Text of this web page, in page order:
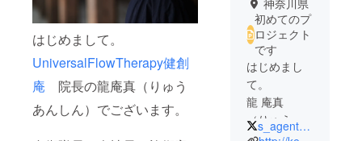
はじめまして。
UniversalFlowTherapy健創
庵 院長の龍庵真（りゅう
あんしん）でございます。
神奈川県
初めてのプ
ロジェクト
です
はじめまし
て。
龍 庵真
（りゅう あ
んしん）
s_agentman